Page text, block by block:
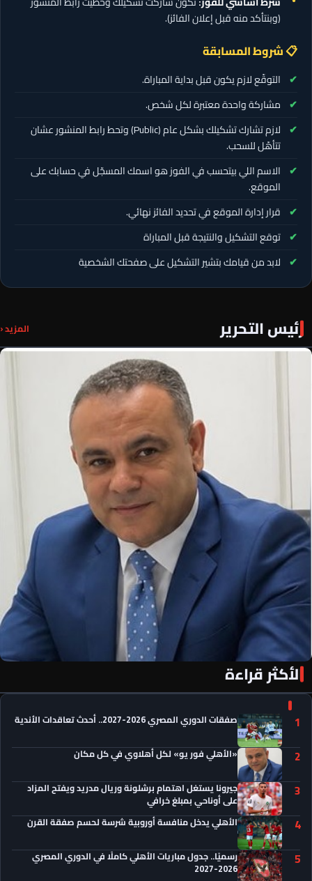
(وبنتأكد منه قبل إعلان الفائز).
📋 شروط المسابقة
التوقّع لازم يكون قبل بداية المباراة.
مشاركة واحدة معتبرة لكل شخص.
لازم تشارك تشكيلك بشكل عام (Public) وتحط رابط المنشور عشان
تتأهّل للسحب.
الاسم اللي بيتحسب في الفوز هو اسمك المسجّل في حسابك على
الموقع.
قرار إدارة الموقع في تحديد الفائز نهائي.
توقع التشكيل والنتيجة قبل المباراة
لابد من قيامك بتشير التشكيل على صفحتك الشخصية
رئيس التحرير المزيد ‹
«الأهلي فور يو» لكل أهلاوي في كل مكان
الأكثر قراءة
1 صفقات الدوري المصري 2026-2027.. أحدث تعاقدات الأندية
2 «الأهلي فور يو» لكل أهلاوي في كل مكان
3 جيرونا يستغل اهتمام برشلونة وريال مدريد ويفتح المزاد
على أوناحي بمبلغ خرافي
4 الأهلي يدخل منافسة أوروبية شرسة لحسم صفقة القرن
5 رسميًا.. جدول مباريات الأهلي كاملًا في الدوري المصري
2026-2027